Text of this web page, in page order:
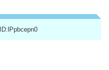
ID:lPpbcepn0